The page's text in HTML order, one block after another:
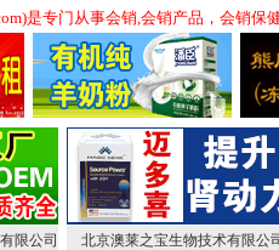
专门从事会销,会销产品，会销保健
限公司 北京澳莱之宝生物技术有限公